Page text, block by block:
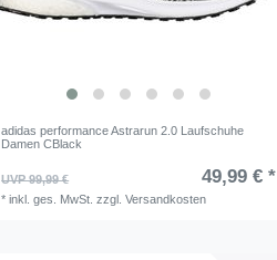
adidas performance Astrarun 2.0 Laufschuhe
Damen CBlack
UVP 99,99 € 49,99 € *
*inkl. ges. MwSt. zzgl.Versandkosten